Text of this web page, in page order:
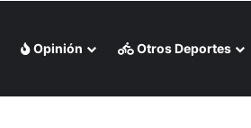
Opinión Otros Deportes